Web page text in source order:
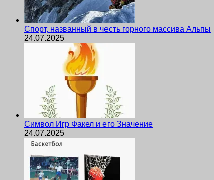
Спорт, названный в честь горного массива Альпы
24.07.2025
Символ Игр Факел и его Значение
24.07.2025